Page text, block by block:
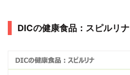
DICの健康食品：スピルリナ